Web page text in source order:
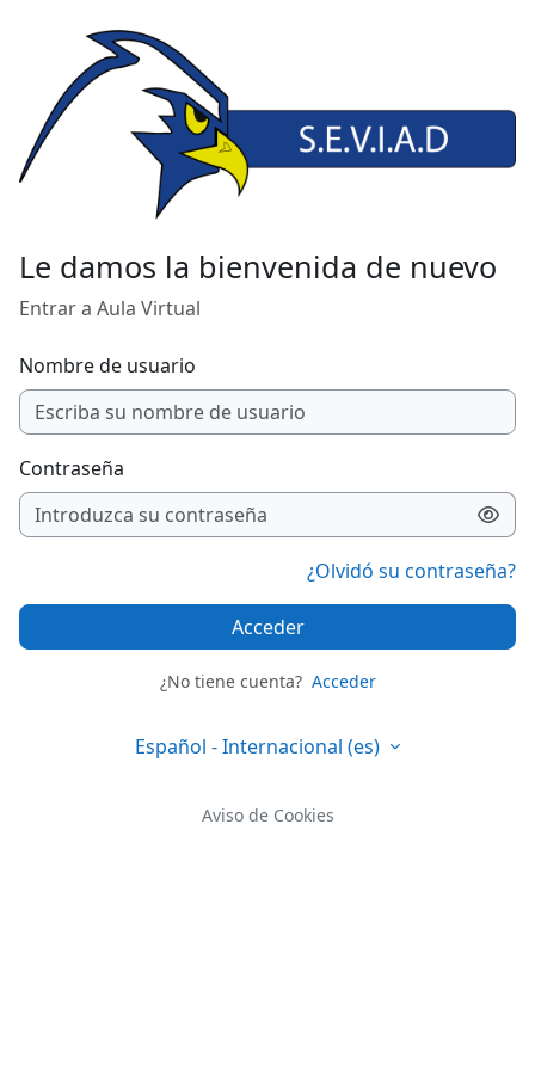
Le damos la bienvenida de nuevo
Entrar a Aula Virtual
Nombre de usuario
Contraseña
¿Olvidó su contraseña?
Acceder
¿No tiene cuenta? Acceder
Español - Internacional ‎(es)‎
Aviso de Cookies